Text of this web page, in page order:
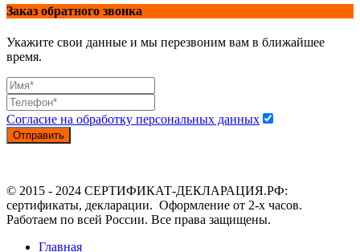
Заказ обратного звонка
Укажите свои данные и мы перезвоним вам в ближайшее
время.
Согласие на обработку персональных данных
Отправить
© 2015 - 2024 СЕРТИФИКАТ-ДЕКЛАРАЦИЯ.РФ:
сертификаты, декларации. Оформление от 2-х часов.
Работаем по всей России. Все права защищены.
Главная